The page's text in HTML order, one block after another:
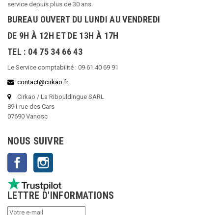
service depuis plus de 30 ans.
BUREAU OUVERT DU LUNDI AU VENDREDI
DE 9H À 12H ET DE 13H À 17H
TEL : 04 75 34 66 43
Le Service comptabilité : 09 61 40 69 91
contact@cirkao.fr
Cirkao / La Ribouldingue SARL
891 rue des Cars
07690 Vanosc
NOUS SUIVRE
Facebook
LETTRE D'INFORMATIONS